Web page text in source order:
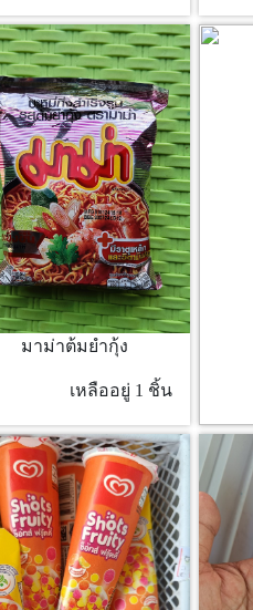
มาม่าต้มยำกุ้ง
เหลืออยู่ 1 ชิ้น
12.-